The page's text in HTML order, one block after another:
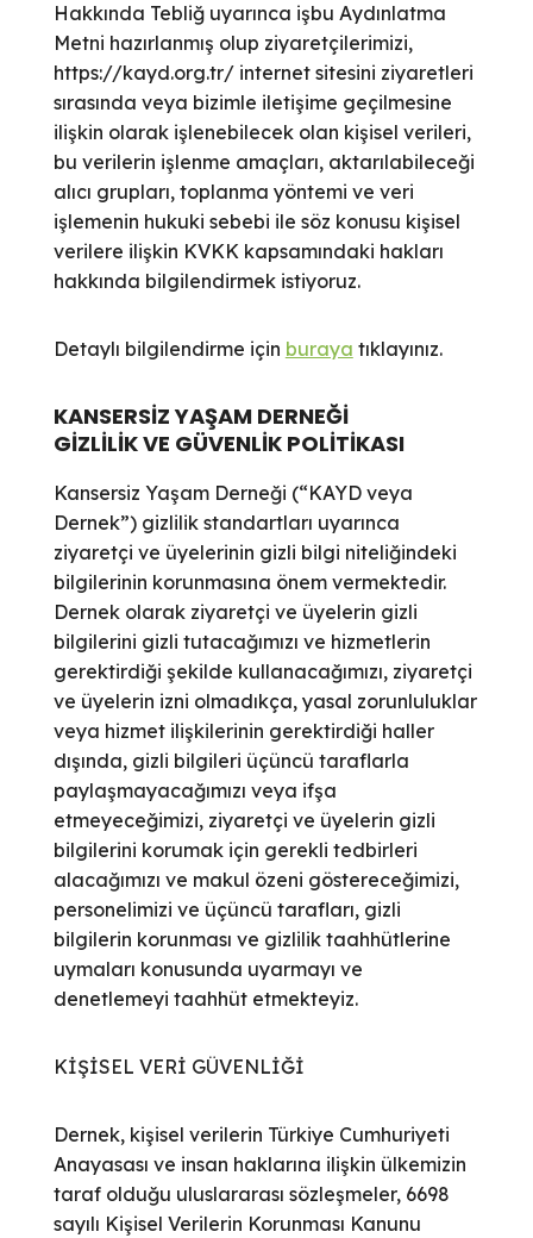
Hakkında Tebliğ uyarınca işbu Aydınlatma
Metni hazırlanmış olup ziyaretçilerimizi,
https://kayd.org.tr/ internet sitesini ziyaretleri
sırasında veya bizimle iletişime geçilmesine
ilişkin olarak işlenebilecek olan kişisel verileri,
bu verilerin işlenme amaçları, aktarılabileceği
alıcı grupları, toplanma yöntemi ve veri
işlemenin hukuki sebebi ile söz konusu kişisel
verilere ilişkin KVKK kapsamındaki hakları
hakkında bilgilendirmek istiyoruz.
Detaylı bilgilendirme için buraya tıklayınız.
KANSERSİZ YAŞAM DERNEĞİ
GİZLİLİK VE GÜVENLİK POLİTİKASI
Kansersiz Yaşam Derneği (“KAYD veya
Dernek”) gizlilik standartları uyarınca
ziyaretçi ve üyelerinin gizli bilgi niteliğindeki
bilgilerinin korunmasına önem vermektedir.
Dernek olarak ziyaretçi ve üyelerin gizli
bilgilerini gizli tutacağımızı ve hizmetlerin
gerektirdiği şekilde kullanacağımızı, ziyaretçi
ve üyelerin izni olmadıkça, yasal zorunluluklar
veya hizmet ilişkilerinin gerektirdiği haller
dışında, gizli bilgileri üçüncü taraflarla
paylaşmayacağımızı veya ifşa
etmeyeceğimizi, ziyaretçi ve üyelerin gizli
bilgilerini korumak için gerekli tedbirleri
alacağımızı ve makul özeni göstereceğimizi,
personelimizi ve üçüncü tarafları, gizli
bilgilerin korunması ve gizlilik taahhütlerine
uymaları konusunda uyarmayı ve
denetlemeyi taahhüt etmekteyiz.
KİŞİSEL VERİ GÜVENLİĞİ
Dernek, kişisel verilerin Türkiye Cumhuriyeti
Anayasası ve insan haklarına ilişkin ülkemizin
taraf olduğu uluslararası sözleşmeler, 6698
sayılı Kişisel Verilerin Korunması Kanunu